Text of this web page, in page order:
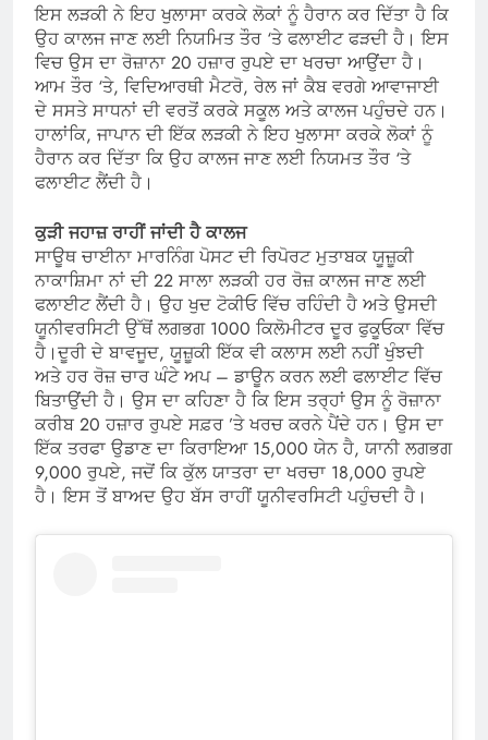
ਇਸ ਲੜਕੀ ਨੇ ਇਹ ਖੁਲਾਸਾ ਕਰਕੇ ਲੋਕਾਂ ਨੂੰ ਹੈਰਾਨ ਕਰ ਦਿੱਤਾ ਹੈ ਕਿ
ਉਹ ਕਾਲਜ ਜਾਣ ਲਈ ਨਿਯਮਿਤ ਤੌਰ ‘ਤੇ ਫਲਾਈਟ ਫੜਦੀ ਹੈ। ਇਸ
ਵਿਚ ਉਸ ਦਾ ਰੋਜ਼ਾਨਾ 20 ਹਜ਼ਾਰ ਰੁਪਏ ਦਾ ਖਰਚਾ ਆਉਂਦਾ ਹੈ।
ਆਮ ਤੌਰ ‘ਤੇ, ਵਿਦਿਆਰਥੀ ਮੈਟਰੋ, ਰੇਲ ਜਾਂ ਕੈਬ ਵਰਗੇ ਆਵਾਜਾਈ
ਦੇ ਸਸਤੇ ਸਾਧਨਾਂ ਦੀ ਵਰਤੋਂ ਕਰਕੇ ਸਕੂਲ ਅਤੇ ਕਾਲਜ ਪਹੁੰਚਦੇ ਹਨ।
ਹਾਲਾਂਕਿ, ਜਾਪਾਨ ਦੀ ਇੱਕ ਲੜਕੀ ਨੇ ਇਹ ਖੁਲਾਸਾ ਕਰਕੇ ਲੋਕਾਂ ਨੂੰ
ਹੈਰਾਨ ਕਰ ਦਿੱਤਾ ਕਿ ਉਹ ਕਾਲਜ ਜਾਣ ਲਈ ਨਿਯਮਤ ਤੌਰ ‘ਤੇ
ਫਲਾਈਟ ਲੈਂਦੀ ਹੈ।
ਕੁੜੀ ਜਹਾਜ਼ ਰਾਹੀਂ ਜਾਂਦੀ ਹੈ ਕਾਲਜ
ਸਾਊਥ ਚਾਈਨਾ ਮਾਰਨਿੰਗ ਪੋਸਟ ਦੀ ਰਿਪੋਰਟ ਮੁਤਾਬਕ ਯੂਜ਼ੂਕੀ
ਨਾਕਾਸ਼ਿਮਾ ਨਾਂ ਦੀ 22 ਸਾਲਾ ਲੜਕੀ ਹਰ ਰੋਜ਼ ਕਾਲਜ ਜਾਣ ਲਈ
ਫਲਾਈਟ ਲੈਂਦੀ ਹੈ। ਉਹ ਖੁਦ ਟੋਕੀਓ ਵਿੱਚ ਰਹਿੰਦੀ ਹੈ ਅਤੇ ਉਸਦੀ
ਯੂਨੀਵਰਸਿਟੀ ਉੱਥੋਂ ਲਗਭਗ 1000 ਕਿਲੋਮੀਟਰ ਦੂਰ ਫੁਕੂਓਕਾ ਵਿੱਚ
ਹੈ।ਦੂਰੀ ਦੇ ਬਾਵਜੂਦ, ਯੂਜ਼ੂਕੀ ਇੱਕ ਵੀ ਕਲਾਸ ਲਈ ਨਹੀਂ ਖੁੰਝਦੀ
ਅਤੇ ਹਰ ਰੋਜ਼ ਚਾਰ ਘੰਟੇ ਅਪ – ਡਾਊਨ ਕਰਨ ਲਈ ਫਲਾਈਟ ਵਿੱਚ
ਬਿਤਾਉਂਦੀ ਹੈ। ਉਸ ਦਾ ਕਹਿਣਾ ਹੈ ਕਿ ਇਸ ਤਰ੍ਹਾਂ ਉਸ ਨੂੰ ਰੋਜ਼ਾਨਾ
ਕਰੀਬ 20 ਹਜ਼ਾਰ ਰੁਪਏ ਸਫ਼ਰ ’ਤੇ ਖਰਚ ਕਰਨੇ ਪੈਂਦੇ ਹਨ। ਉਸ ਦਾ
ਇੱਕ ਤਰਫਾ ਉਡਾਣ ਦਾ ਕਿਰਾਇਆ 15,000 ਯੇਨ ਹੈ, ਯਾਨੀ ਲਗਭਗ
9,000 ਰੁਪਏ, ਜਦੋਂ ਕਿ ਕੁੱਲ ਯਾਤਰਾ ਦਾ ਖਰਚਾ 18,000 ਰੁਪਏ
ਹੈ। ਇਸ ਤੋਂ ਬਾਅਦ ਉਹ ਬੱਸ ਰਾਹੀਂ ਯੂਨੀਵਰਸਿਟੀ ਪਹੁੰਚਦੀ ਹੈ।